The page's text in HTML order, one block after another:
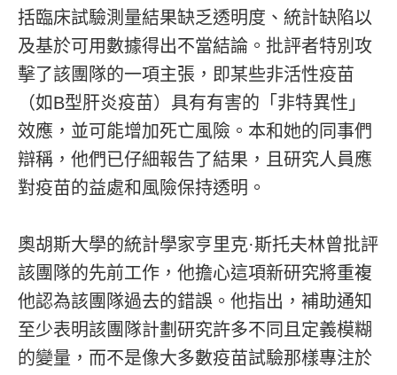
括臨床試驗測量結果缺乏透明度、統計缺陷以
及基於可用數據得出不當結論。批評者特別攻
擊了該團隊的一項主張，即某些非活性疫苗
（如B型肝炎疫苗）具有有害的「非特異性」
效應，並可能增加死亡風險。本和她的同事們
辯稱，他們已仔細報告了結果，且研究人員應
對疫苗的益處和風險保持透明。
奧胡斯大學的統計學家亨里克·斯托夫林曾批評
該團隊的先前工作，他擔心這項新研究將重複
他認為該團隊過去的錯誤。他指出，補助通知
至少表明該團隊計劃研究許多不同且定義模糊
的變量，而不是像大多數疫苗試驗那樣專注於